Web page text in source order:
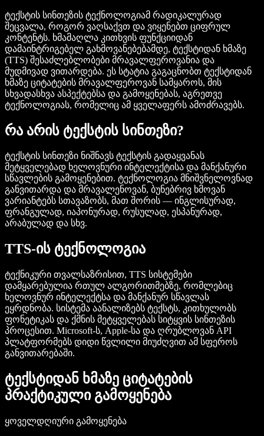
ტექსტის სინთეზის ტექნოლოგიამ რადიკალურად
შეცვალა, როგორ ვაღსაქვთ და ვიყენებთ ციფრულ
კონტენტს. ხმამაღლა კითხვის ფუნქციიდან
დამაინტრიგებელ გახმოვანებებამდე, ტექსტიდან ხმაზე
(TTS) შესაძლებლობები მრავალფეროვანია და
მუდმივად ვითარდება. ეს სტატია გაგაცნობთ ტექსტიდან
ხმაზე ციტატების მრავალფეროვან სამყაროს, მის
სხვადასხვა ასპექტებსა და გამოყენებას, აგრეთვე
ტექნოლოგიას, რომელიც ამ ყველაფერს ამოძრავებს.
რა არის ტექსტის სინთეზი?
ტექსტის სინთეზი ნიშნავს ტექსტის გადაყვანას
მეტყველებად ხელოვნური ინტელექტისა და მანქანური
სწავლების გამოყენებით. ტექნოლოგია მნიშვნელოვნად
განვითარდა და მრავალენოვან, ბუნებრივ ხმოვან
ვარიანტებს სთავაზობს, მათ შორის — ინგლისურად,
ფრანგულად, იაპონურად, რუსულად, ესპანურად,
არაბულად და სხვ.
TTS-ის ტექნოლოგია
ტექნიკური თვალსაზრისით, TTS სისტემები
დამყარებულია რთულ ალგორითმებზე, რომლებიც
ხელოვნურ ინტელექტსა და მანქანურ სწავლას
ეყრდნობა. სისტემა აანალიზებს ტექსტს, კითხულობს
ფონეტიკას და ქმნის მეტყველებას სიტყვის სინთეზის
პროცესით. Microsoft-ს, Apple-სა და ღრუბლოვან API
პლატფორმებს დიდი წვლილი მიუძღვით ამ სფეროს
განვითარებაში.
ტექსტიდან ხმაზე ციტატების
პრაქტიკული გამოყენება
ყოველდღიური გამოყენება